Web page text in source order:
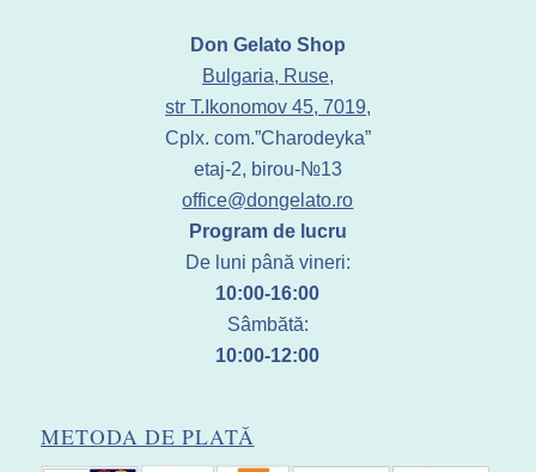
Don Gelato Shop
Bulgaria, Ruse,
str T.Ikonomov 45, 7019,
Cplx. com.”Charodeyka”
etaj-2, birou-№13
office@dongelato.ro
Program de lucru
De luni până vineri:
10:00-16:00
Sâmbătă:
10:00-12:00
METODA DE PLATĂ